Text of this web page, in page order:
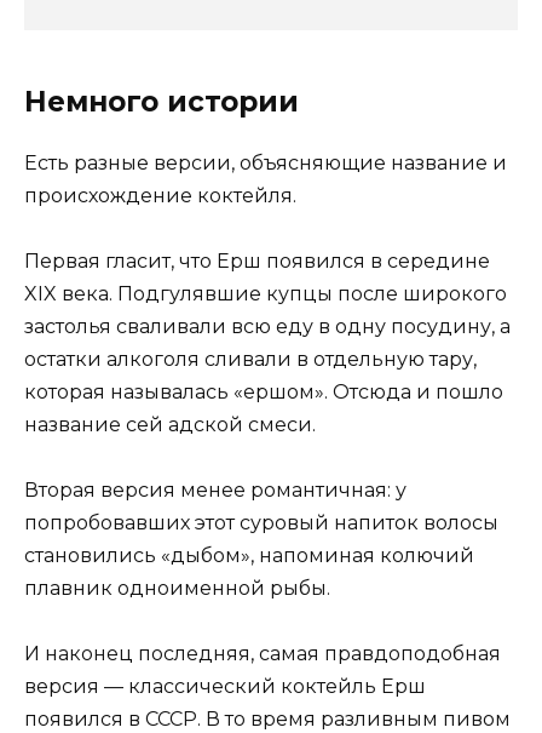
Немного истории
Есть разные версии, объясняющие название и
происхождение коктейля.
Первая гласит, что Ерш появился в середине
XIX века. Подгулявшие купцы после широкого
застолья сваливали всю еду в одну посудину, а
остатки алкоголя сливали в отдельную тару,
которая называлась «ершом». Отсюда и пошло
название сей адской смеси.
Вторая версия менее романтичная: у
попробовавших этот суровый напиток волосы
становились «дыбом», напоминая колючий
плавник одноименной рыбы.
И наконец последняя, самая правдоподобная
версия — классический коктейль Ерш
появился в СССР. В то время разливным пивом